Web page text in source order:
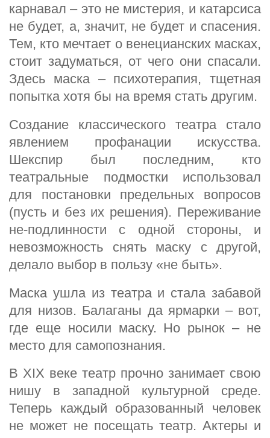
карнавал – это не мистерия, и катарсиса
не будет, а, значит, не будет и спасения.
Тем, кто мечтает о венецианских масках,
стоит задуматься, от чего они спасали.
Здесь маска – психотерапия, тщетная
попытка хотя бы на время стать другим.
Создание классического театра стало
явлением профанации искусства.
Шекспир был последним, кто
театральные подмостки использовал
для постановки предельных вопросов
(пусть и без их решения). Переживание
не-подлинности с одной стороны, и
невозможность снять маску с другой,
делало выбор в пользу «не быть».
Маска ушла из театра и стала забавой
для низов. Балаганы да ярмарки – вот,
где еще носили маску. Но рынок – не
место для самопознания.
В XIX веке театр прочно занимает свою
нишу в западной культурной среде.
Теперь каждый образованный человек
не может не посещать театр. Актеры и